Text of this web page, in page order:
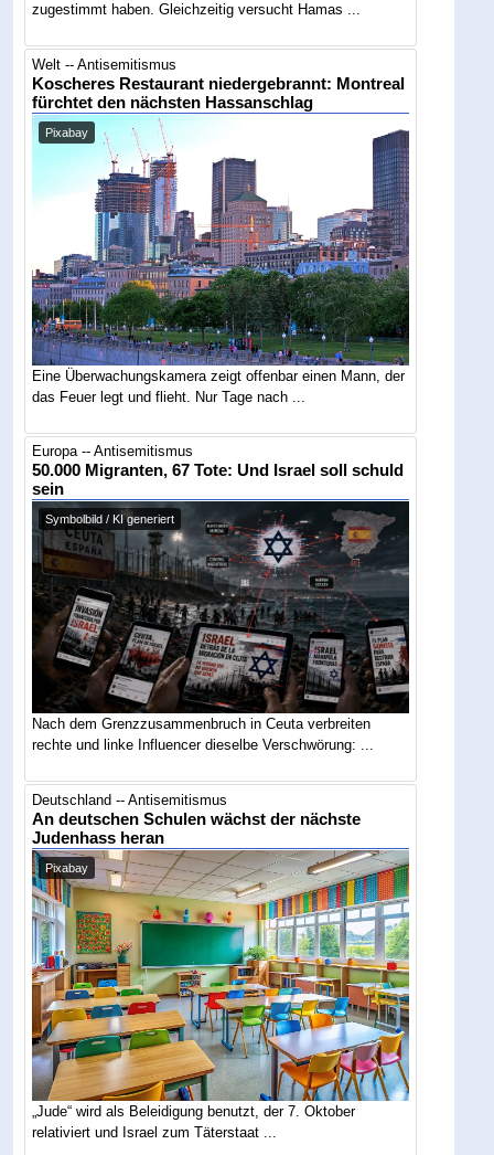
zugestimmt haben. Gleichzeitig versucht Hamas ...
Welt -- Antisemitismus
Koscheres Restaurant niedergebrannt: Montreal
fürchtet den nächsten Hassanschlag
Pixabay
Eine Überwachungskamera zeigt offenbar einen Mann, der
das Feuer legt und flieht. Nur Tage nach ...
Europa -- Antisemitismus
50.000 Migranten, 67 Tote: Und Israel soll schuld
sein
Symbolbild / KI generiert
Nach dem Grenzzusammenbruch in Ceuta verbreiten
rechte und linke Influencer dieselbe Verschwörung: ...
Deutschland -- Antisemitismus
An deutschen Schulen wächst der nächste
Judenhass heran
Pixabay
„Jude“ wird als Beleidigung benutzt, der 7. Oktober
relativiert und Israel zum Täterstaat ...